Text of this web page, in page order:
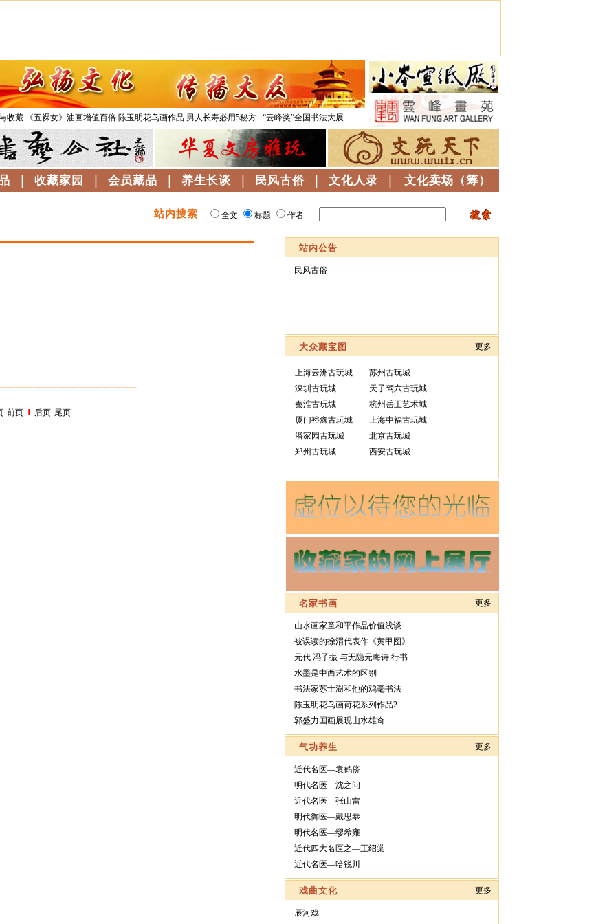
收藏 《五裸女》油画增值百倍 陈玉明花鸟画作品 男人长寿必用5秘方 “云峰奖”全国书法大展
收藏家园 会员藏品 养生长谈 民风古俗 文化人录 文化卖场（筹）
站内搜索 全文 标题 作者
前页 1 后页 尾页
站内公告
民风古俗
更多
大众藏宝图
上海云洲古玩城
深圳古玩城
秦淮古玩城
厦门裕鑫古玩城
潘家园古玩城
郑州古玩城
苏州古玩城
天子驾六古玩城
杭州岳王艺术城
上海中福古玩城
北京古玩城
西安古玩城
更多
名家书画
山水画家童和平作品价值浅谈
被误读的徐渭代表作《黄甲图》
元代 冯子振 与无隐元晦诗 行书
水墨是中西艺术的区别
书法家苏士澍和他的鸡毫书法
陈玉明花鸟画荷花系列作品2
郭盛力国画展现山水雄奇
更多
气功养生
近代名医—袁鹤侪
明代名医—沈之问
近代名医—张山雷
明代御医—戴思恭
明代名医—缪希雍
近代四大名医之—王绍棠
近代名医—哈锐川
更多
戏曲文化
辰河戏